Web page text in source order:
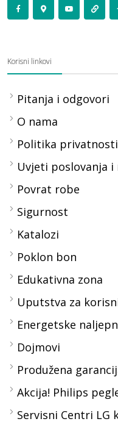
Korisni linkovi
Pitanja i odgovori
O nama
Politika privatnosti
Uvjeti poslovanja i
Povrat robe
Sigurnost
Katalozi
Poklon bon
Edukativna zona
Uputstva za
Energetske
Dojmovi
Produžena
Akcija! Philips
Servisni Centri LG